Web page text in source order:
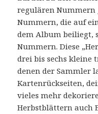
regulären Nummern
Nummern, die auf
dem Album beiliegt,
Nummern. Diese
drei bis sechs kleine
denen der Sammler
Kartenrückseiten,
vieles mehr
Herbstblättern auch